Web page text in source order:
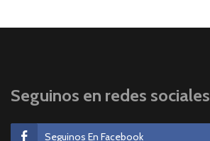
Seguinos en redes sociales
Seguinos En Facebook